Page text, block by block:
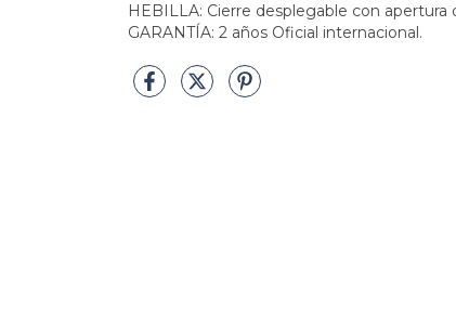
HEBILLA: Cierre desplegable con
GARANTÍA: 2 años Oficial internacional.